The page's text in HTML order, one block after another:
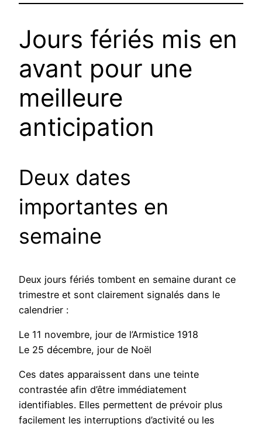
Jours fériés mis en
avant pour une
meilleure
anticipation
Deux dates
importantes en
semaine
Deux jours fériés tombent en semaine durant ce
trimestre et sont clairement signalés dans le
calendrier :
Le 11 novembre, jour de l’Armistice 1918
Le 25 décembre, jour de Noël
Ces dates apparaissent dans une teinte
contrastée afin d’être immédiatement
identifiables. Elles permettent de prévoir plus
facilement les interruptions d’activité ou les